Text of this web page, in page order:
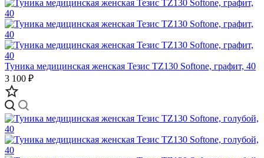
Туника медицинская женская Тезис TZ130 Softone, графит, 40
3 100 ₽